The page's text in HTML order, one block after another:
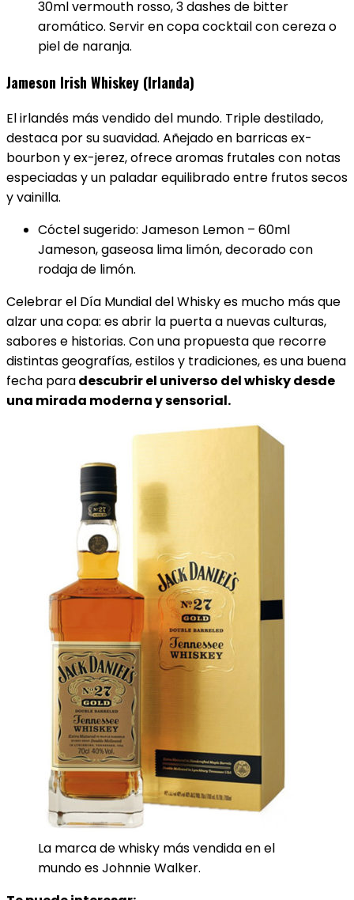
30ml vermouth rosso, 3 dashes de bitter
aromático. Servir en copa cocktail con cereza o
piel de naranja.
Jameson Irish Whiskey (Irlanda)
El irlandés más vendido del mundo. Triple destilado,
destaca por su suavidad. Añejado en barricas ex-
bourbon y ex-jerez, ofrece aromas frutales con notas
especiadas y un paladar equilibrado entre frutos secos
y vainilla.
Cóctel sugerido: Jameson Lemon – 60ml
Jameson, gaseosa lima limón, decorado con
rodaja de limón.
Celebrar el Día Mundial del Whisky es mucho más que
alzar una copa: es abrir la puerta a nuevas culturas,
sabores e historias. Con una propuesta que recorre
distintas geografías, estilos y tradiciones, es una buena
fecha paradescubrir el universo del whisky desde
una mirada moderna y sensorial.
La marca de whisky más vendida en el
mundo es Johnnie Walker.